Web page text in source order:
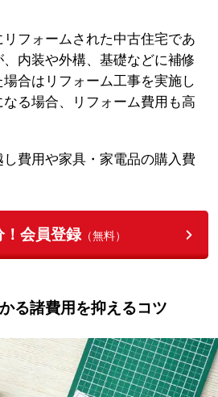
フォームされた中古住宅であ
内装や外構、基礎などに補修
合はリフォーム工事を実施し
る場合、リフォーム費用も高
費用や家具・家電品の購入費
！会員登録（無料）
る諸費用を抑えるコツ